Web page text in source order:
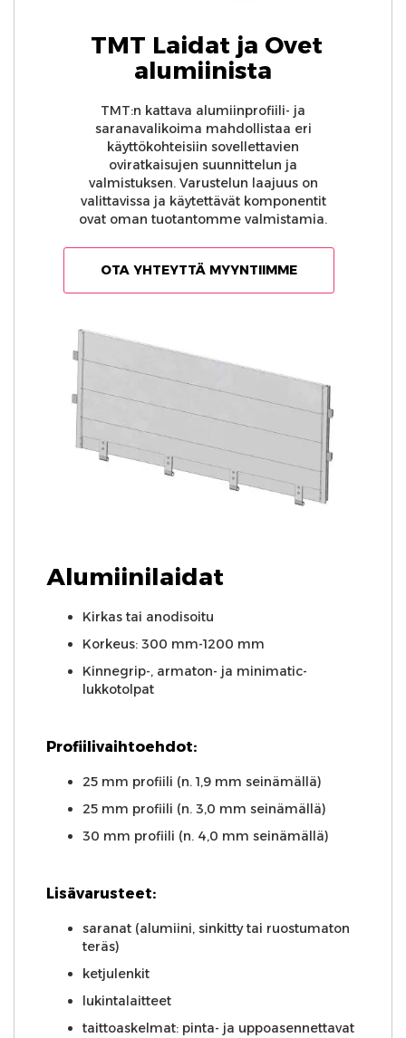
TMT Laidat ja Ovet
alumiinista
TMT:n kattava alumiinprofiili- ja
saranavalikoima mahdollistaa eri
käyttökohteisiin sovellettavien
oviratkaisujen suunnittelun ja
valmistuksen. Varustelun laajuus on
valittavissa ja käytettävät komponentit
ovat oman tuotantomme valmistamia.
OTA YHTEYTTÄ MYYNTIIMME
Alumiinilaidat
Kirkas tai anodisoitu
Korkeus: 300 mm-1200 mm
Kinnegrip-, armaton- ja minimatic-
lukkotolpat
Profiilivaihtoehdot:
25 mm profiili (n. 1,9 mm seinämällä)
25 mm profiili (n. 3,0 mm seinämällä)
30 mm profiili (n. 4,0 mm seinämällä)
Lisävarusteet:
saranat (alumiini, sinkitty tai ruostumaton
teräs)
ketjulenkit
lukintalaitteet
taittoaskelmat: pinta- ja uppoasennettavat